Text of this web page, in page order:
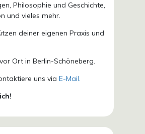
Philosophie und Geschichte,
und vieles mehr.
deiner eigenen Praxis und
Ort in Berlin-Schöneberg.
uns viaE-Mail.